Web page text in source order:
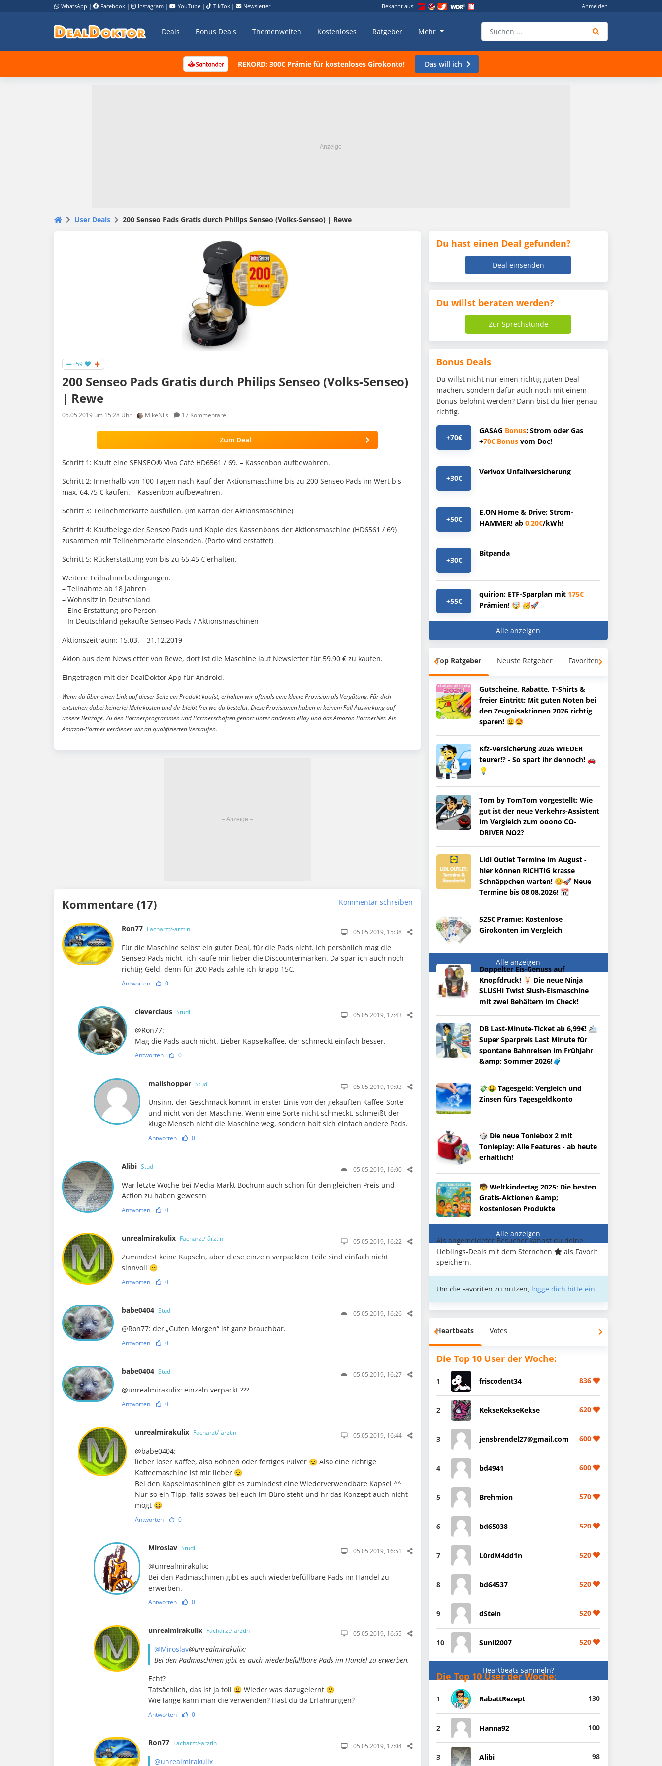
WhatsApp | Facebook | Instagram | YouTube | TikTok | Newsletter Bekannt aus: Anmelden
Deals Bonus Deals Themenwelten Kostenloses Ratgeber Mehr
REKORD: 300€ Prämie für kostenloses Girokonto! Das will ich!
User Deals 200 Senseo Pads Gratis durch Philips Senseo (Volks-Senseo) | Rewe
59
200 Senseo Pads Gratis durch Philips Senseo (Volks-Senseo)
| Rewe
05.05.2019 um 15:28 Uhr MikeNils 17 Kommentare
Zum Deal
Schritt 1: Kauft eine SENSEO® Viva Café HD6561 / 69. – Kassenbon aufbewahren.
Schritt 2: Innerhalb von 100 Tagen nach Kauf der Aktionsmaschine bis zu 200 Senseo Pads im Wert bis
max. 64,75 € kaufen. – Kassenbon aufbewahren.
Schritt 3: Teilnehmerkarte ausfüllen. (Im Karton der Aktionsmaschine)
Schritt 4: Kaufbelege der Senseo Pads und Kopie des Kassenbons der Aktionsmaschine (HD6561 / 69)
zusammen mit Teilnehmerarte einsenden. (Porto wird erstattet)
Schritt 5: Rückerstattung von bis zu 65,45 € erhalten.
Weitere Teilnahmebedingungen:
– Teilnahme ab 18 Jahren
– Wohnsitz in Deutschland
– Eine Erstattung pro Person
– In Deutschland gekaufte Senseo Pads / Aktionsmaschinen
Aktionszeitraum: 15.03. – 31.12.2019
Akion aus dem Newsletter von Rewe, dort ist die Maschine laut Newsletter für 59,90 € zu kaufen.
Eingetragen mit der DealDoktor App für Android.
Wenn du über einen Link auf dieser Seite ein Produkt kaufst, erhalten wir oftmals eine kleine Provision als Vergütung. Für dich
entstehen dabei keinerlei Mehrkosten und dir bleibt frei wo du bestellst. Diese Provisionen haben in keinem Fall Auswirkung auf
unsere Beiträge. Zu den Partnerprogrammen und Partnerschaften gehört unter anderem eBay und das Amazon PartnerNet. Als
Amazon-Partner verdienen wir an qualifizierten Verkäufen.
Kommentare (17) Kommentar schreiben
Ron77 Facharzt/-ärztin 05.05.2019, 15:38
Für die Maschine selbst ein guter Deal, für die Pads nicht. Ich persönlich mag die
Senseo-Pads nicht, ich kaufe mir lieber die Discountermarken. Da spar ich auch noch
richtig Geld, denn für 200 Pads zahle ich knapp 15€.
Antworten 0
cleverclaus Studi 05.05.2019, 17:43
@Ron77:
Mag die Pads auch nicht. Lieber Kapselkaffee, der schmeckt einfach besser.
Antworten 0
mailshopper Studi 05.05.2019, 19:03
Unsinn, der Geschmack kommt in erster Linie von der gekauften Kaffee-Sorte
und nicht von der Maschine. Wenn eine Sorte nicht schmeckt, schmeißt der
kluge Mensch nicht die Maschine weg, sondern holt sich einfach andere Pads.
Antworten 0
Alibi Studi 05.05.2019, 16:00
War letzte Woche bei Media Markt Bochum auch schon für den gleichen Preis und
Action zu haben gewesen
Antworten 0
unrealmirakulix Facharzt/-ärztin 05.05.2019, 16:22
Zumindest keine Kapseln, aber diese einzeln verpackten Teile sind einfach nicht
sinnvoll 😐
Antworten 0
babe0404 Studi 05.05.2019, 16:26
@Ron77: der „Guten Morgen“ ist ganz brauchbar.
Antworten 0
babe0404 Studi 05.05.2019, 16:27
@unrealmirakulix: einzeln verpackt ???
Antworten 0
unrealmirakulix Facharzt/-ärztin 05.05.2019, 16:44
@babe0404:
lieber loser Kaffee, also Bohnen oder fertiges Pulver 😉 Also eine richtige
Kaffeemaschine ist mir lieber 😉
Bei den Kapselmaschinen gibt es zumindest eine Wiederverwendbare Kapsel ^^
Nur so ein Tipp, falls sowas bei euch im Büro steht und hr das Konzept auch nicht
mögt 😀
Antworten 0
Miroslav Studi 05.05.2019, 16:51
@unrealmirakulix:
Bei den Padmaschinen gibt es auch wiederbefüllbare Pads im Handel zu
erwerben.
Antworten 0
unrealmirakulix Facharzt/-ärztin 05.05.2019, 16:55
@Miroslav@unrealmirakulix:
Bei den Padmaschinen gibt es auch wiederbefüllbare Pads im Handel zu erwerben.
Echt?
Tatsächlich, das ist ja toll 😀 Wieder was dazugelernt 🙂
Wie lange kann man die verwenden? Hast du da Erfahrungen?
Antworten 0
Ron77 Facharzt/-ärztin 05.05.2019, 17:04
@unrealmirakulix
Du hast einen Deal gefunden?
Deal einsenden
Du willst beraten werden?
Zur Sprechstunde
Bonus Deals
Du willst nicht nur einen richtig guten Deal
machen, sondern dafür auch noch mit einem
Bonus belohnt werden? Dann bist du hier genau
richtig.
+70€
GASAG Bonus: Strom oder Gas
+70€ Bonus vom Doc!
+30€
Verivox Unfallversicherung
+50€
E.ON Home & Drive: Strom-
HAMMER! ab 0,20€/kWh!
+30€
Bitpanda
+55€
quirion: ETF-Sparplan mit 175€
Prämien! 🤯 🥳🚀
Alle anzeigen
Top Ratgeber Neuste Ratgeber Favoriten
Gutscheine, Rabatte, T-Shirts &
freier Eintritt: Mit guten Noten bei
den Zeugnisaktionen 2026 richtig
sparen! 😀🤩
Kfz-Versicherung 2026 WIEDER
teurer!? - So spart ihr dennoch! 🚗
💡
Tom by TomTom vorgestellt: Wie
gut ist der neue Verkehrs-Assistent
im Vergleich zum ooono CO-
DRIVER NO2?
Lidl Outlet Termine im August -
hier können RICHTIG krasse
Schnäppchen warten! 😀🚀 Neue
Termine bis 08.08.2026! 📆
525€ Prämie: Kostenlose
Girokonten im Vergleich
Alle anzeigen
Doppelter Eis-Genuss auf
Knopfdruck! 🍹 Die neue Ninja
SLUSHi Twist Slush-Eismaschine
mit zwei Behältern im Check!
DB Last-Minute-Ticket ab 6,99€! 🚈
Super Sparpreis Last Minute für
spontane Bahnreisen im Frühjahr
&amp; Sommer 2026!🧳
💸🤑 Tagesgeld: Vergleich und
Zinsen fürs Tagesgeldkonto
🎲 Die neue Toniebox 2 mit
Tonieplay: Alle Features - ab heute
erhältlich!
🧒 Weltkindertag 2025: Die besten
Gratis-Aktionen &amp;
kostenlosen Produkte
Alle anzeigen
Als angemeldeter Besucher kannst du deine
Lieblings-Deals mit dem Sternchen
als Favorit
speichern.
Um die Favoriten zu nutzen, logge dich bitte ein.
Heartbeats Votes
Die Top 10 User der Woche:
1 friscodent34 836
2 KekseKekseKekse 620
3 jensbrendel27@gmail.com 600
4 bd4941 600
5 Brehmion 570
6 bd65038 520
7 L0rdM4dd1n 520
8 bd64537 520
9 dStein 520
10 Sunil2007 520
Heartbeats sammeln?
Die Top 10 User der Woche:
1 RabattRezept 130
2 Hanna92 100
3 Alibi 98